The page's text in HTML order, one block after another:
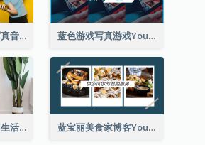
黄色和白色音乐写真音乐频道图片 蓝色游戏写真游戏YouTube频道图片
棕色主页照片日常生活分享YouTube频道图片 蓝宝丽美食家博客YouTube频道图片